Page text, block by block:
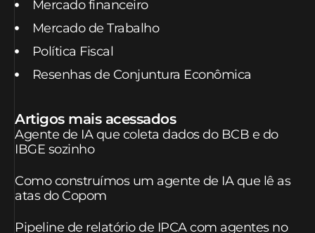
Mercado financeiro
Mercado de Trabalho
Política Fiscal
Resenhas de Conjuntura Econômica
Artigos mais acessados
Agente de IA que coleta dados do BCB e do
IBGE sozinho
Como construímos um agente de IA que lê as
atas do Copom
Pipeline de relatório de IPCA com agentes no